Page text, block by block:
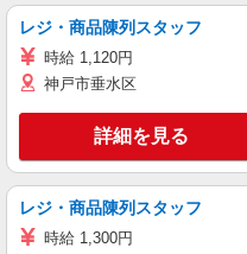
レジ・商品陳列スタッフ
時給 1,120円
神戸市垂水区
詳細を見る
レジ・商品陳列スタッフ
時給 1,300円